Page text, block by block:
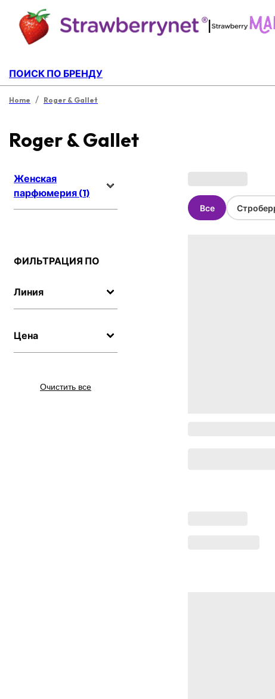
|
ПОИСК ПО БРЕНДУ
Home / Roger & Gallet
Roger & Gallet
Женская
парфюмерия (1)
ФИЛЬТРАЦИЯ ПО
Линия
Цена
Очистить все
Все